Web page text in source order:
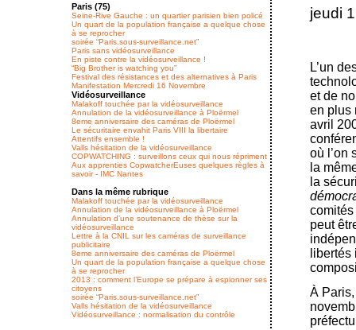
jeudi
L’un
et de
en plus
avril
où l’on
la
la
comités
peut
À
Paris (75)
Seine-Rive Gauche : un quartier parisien bien policé
Un quart de la population française a quelque chose
à se reprocher
soirée “Paris.sous-surveillance.net”
Paris sans vidéosurveillance
En piste contre la vidéosurveillance !
“Big Brother is watching you”
Festival des résistances et des alternatives à Paris
Manifestation Mercredi 16 Novembre
Vidéosurveillance
Malakoff touchée par la vidéosurveillance
Annulation de la vidéosurveillance à Ploërmel
8eme anniversaire des caméras de Ploërmel
Le sécuritaire envahit Paris VIII la libertaire
Attentifs ensemble !
Valls hésitation de la vidéosurveillance
COPWATCHING : surveillons ceux qui nous répriment
Aux apprenties CopwatcherEuses quelques règles à
savoir - IMC Nantes
Dans la même rubrique
Malakoff touchée par la vidéosurveillance
Annulation de la vidéosurveillance à Ploërmel
Annulation d’une soutenance de thèse sur la
vidéosurveillance
Lettre à la CNIL sur les caméras de surveillance
publicitaire
8eme anniversaire des caméras de Ploërmel
Un quart de la population française a quelque chose
à se reprocher
2013 : comment l’Europe se prépare à espionner ses
citoyens
soirée “Paris.sous-surveillance.net”
Valls hésitation de la vidéosurveillance
Vidéosurveillance : normalisation du contrôle